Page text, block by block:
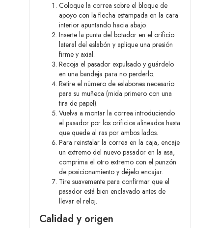
Coloque la correa sobre el bloque de
apoyo con la flecha estampada en la cara
interior apuntando hacia abajo.
Inserte la punta del botador en el orificio
lateral del eslabón y aplique una presión
firme y axial.
Recoja el pasador expulsado y guárdelo
en una bandeja para no perderlo.
Retire el número de eslabones necesario
para su muñeca (mida primero con una
tira de papel).
Vuelva a montar la correa introduciendo
el pasador por los orificios alineados hasta
que quede al ras por ambos lados.
Para reinstalar la correa en la caja, encaje
un extremo del nuevo pasador en la asa,
comprima el otro extremo con el punzón
de posicionamiento y déjelo encajar.
Tire suavemente para confirmar que el
pasador está bien enclavado antes de
llevar el reloj.
Calidad y origen